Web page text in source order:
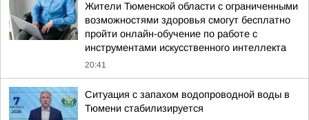
Жители Тюменской области с ограниченными
возможностями здоровья смогут бесплатно
пройти онлайн-обучение по работе с
инструментами искусственного интеллекта
20:41
Ситуация с запахом водопроводной воды в
Тюмени стабилизируется